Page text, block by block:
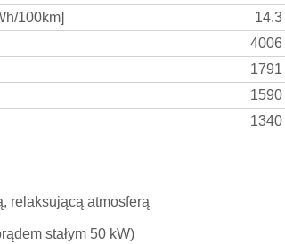
100km]
14.3
4006
1791
1590
1340
relaksującą atmosferą
stałym 50 kW)